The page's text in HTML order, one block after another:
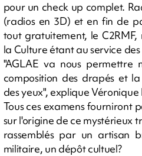
pour un check up complet.
(radios en 3D) et en fin de
tout gratuitement, le
la Culture étant au service
"AGLAE va nous permettre
composition des drapés et
des yeux", explique
Tous ces examens fourniront
sur l'origine de ce mystérieux
rassemblés par un artisan
militaire, un dépôt cultuel?